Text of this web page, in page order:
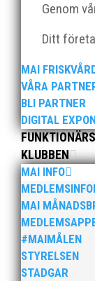
Genom
Ditt
MAI
VÅRA
BLI PARTNER
DIGITAL
KLUBBEN
MAI INFO
MAI
#MAIMÅLEN
STYRELSEN
STADGAR
med
Nu är